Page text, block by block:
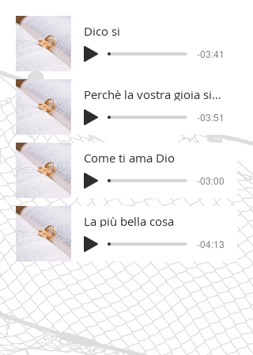
Dico si
-03:41
Perchè la vostra gioia sia piena
-03:51
Come ti ama Dio
-03:00
La più bella cosa
-04:13